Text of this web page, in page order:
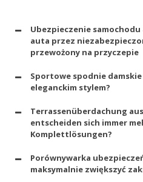
Ubezpieczenie
auta przez
przewożony na przyczepie
Sportowe spodnie damskie
eleganckim stylem?
Terrassenüberdachung
entscheiden sich immer
Komplettlösungen?
Porównywarka
maksymalnie zwiększyć